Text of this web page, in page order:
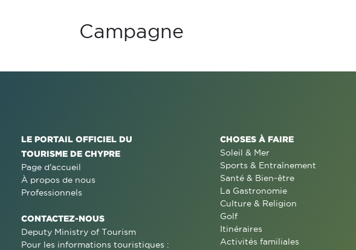
Campagne
LE PORTAIL OFFICIEL DU
TOURISME DE CHYPRE
Page d'accueil
À propos de nous
Professionnels
CONTACTEZ-NOUS
Deputy Ministry of Tourism
Pour les informations touristiques :
CHOSES À FAIRE
Soleil & Mer
Sports & Entraînement
Santé & Bien-être
La Gastronomie
Culture & Religion
Golf
Itinéraires
Activités familiales